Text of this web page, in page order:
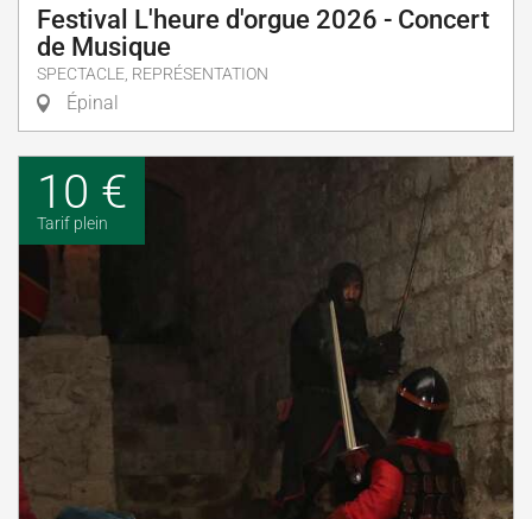
Festival L'heure d'orgue 2026 - Concert
de Musique
SPECTACLE, REPRÉSENTATION
Épinal
10 €
Tarif plein